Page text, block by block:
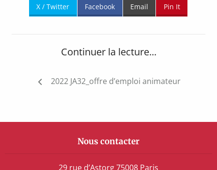
X / Twitter Facebook Email Pin It
Continuer la lecture...
Navigation
2022 JA32_offre d’emploi animateur
Nous contacter
29 rue d’Astorg 75008 Paris